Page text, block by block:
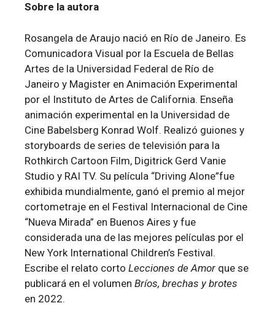
Sobre la autora
Rosangela de Araujo nació en Río de Janeiro. Es
Comunicadora Visual por la Escuela de Bellas
Artes de la Universidad Federal de Río de
Janeiro y Magister en Animación Experimental
por el Instituto de Artes de California. Enseña
animación experimental en la Universidad de
Cine Babelsberg Konrad Wolf. Realizó guiones y
storyboards de series de televisión para la
Rothkirch Cartoon Film, Digitrick Gerd Vanie
Studio y RAI TV. Su película “Driving Alone”fue
exhibida mundialmente, ganó el premio al mejor
cortometraje en el Festival Internacional de Cine
“Nueva Mirada” en Buenos Aires y fue
considerada una de las mejores películas por el
New York International Children’s Festival.
Escribe el relato corto Lecciones de Amor que se
publicará en el volumen Bríos, brechas y brotes
en 2022.